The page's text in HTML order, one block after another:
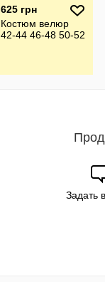
625 грн
Костюм велюр
42-44 46-48 50-52
Задать